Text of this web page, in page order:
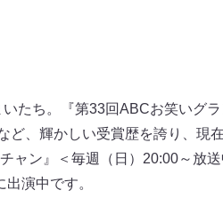
たち。『第33回ABCお笑いグ
ど、輝かしい受賞歴を誇り、現
ャン』＜毎週（日）20:00～放
演中です。